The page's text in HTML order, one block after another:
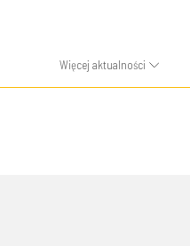
Więcej aktualności